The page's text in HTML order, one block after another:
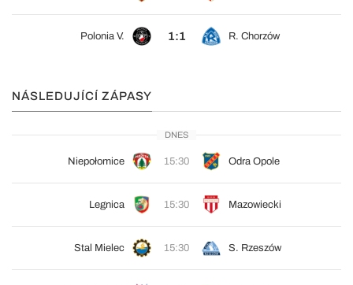
Polonia V. 1:1 R. Chorzów
NÁSLEDUJÍCÍ ZÁPASY
DNES
Niepołomice 15:30 Odra Opole
Legnica 15:30 Mazowiecki
Stal Mielec 15:30 S. Rzeszów